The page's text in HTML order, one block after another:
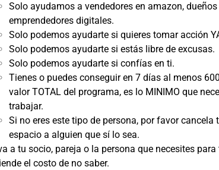
Solo ayudamos a vendedores en amazon,
emprendedores digitales.
Solo podemos ayudarte si quieres tomar acción
Solo podemos ayudarte si estás libre de excusas.
Solo podemos ayudarte si confías en ti.
Tienes o puedes conseguir en 7 días al menos
valor TOTAL del programa, es lo MINIMO que
trabajar.
Si no eres este tipo de persona, por favor cancela
espacio a alguien que sí lo sea.
a tu socio, pareja o la persona que necesites
el costo de no saber.